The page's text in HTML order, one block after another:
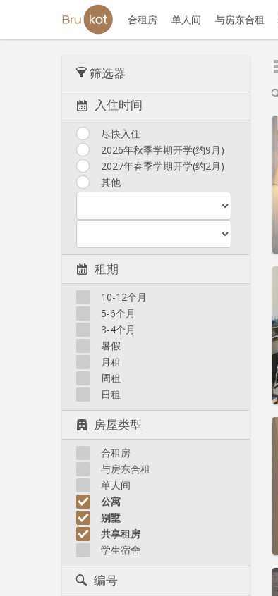
合租房 单人间 与房东合租
筛选器
入住时间
尽快入住
2026年秋季学期开学(约9月)
2027年春季学期开学(约2月)
其他
租期
10-12个月
5-6个月
3-4个月
暑假
月租
周租
日租
房屋类型
合租房
与房东合租
单人间
公寓
别墅
共享租房
学生宿舍
编号